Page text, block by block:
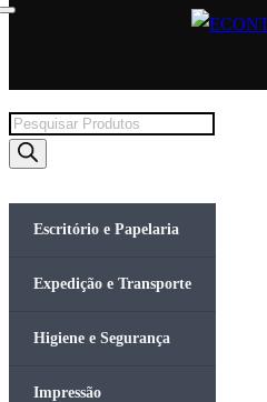
Products
search
Escritório e Papelaria
Expedição e Transporte
Higiene e Segurança
Impressão